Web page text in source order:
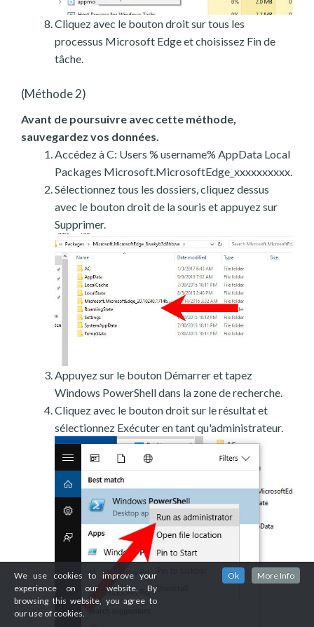
Cliquez avec le bouton droit sur tous les
processus Microsoft Edge et choisissez Fin de
tâche.
(Méthode 2)
Avant de poursuivre avec cette méthode,
sauvegardez vos données.
Accédez à C: Users % username% AppData Local
Packages Microsoft.MicrosoftEdge_xxxxxxxxxx.
Sélectionnez tous les dossiers, cliquez dessus
avec le bouton droit de la souris et appuyez sur
Supprimer.
Appuyez sur le bouton Démarrer et tapez
Windows PowerShell dans la zone de recherche.
Cliquez avec le bouton droit sur le résultat et
sélectionnez Exécuter en tant qu'administrateur.
We use cookies to improve your
experience on our website. By
browsing this website, you agree to
our use of cookies.
Ok More Info